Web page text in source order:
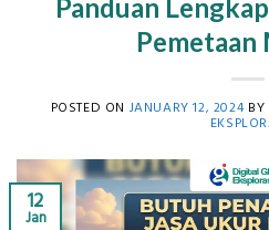
Panduan
Pemetaan
POSTED ON JANUARY 12, 2024BY
12
Jan